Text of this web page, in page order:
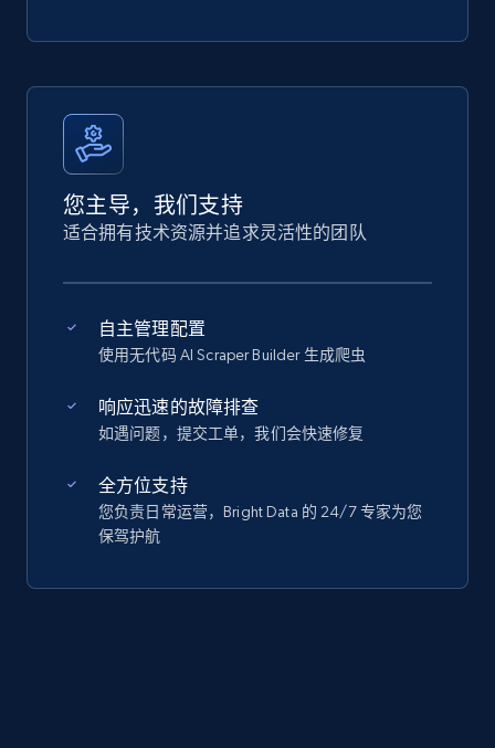
您主导，我们支持
适合拥有技术资源并追求灵活性的团队
自主管理配置
使用无代码 AI Scraper Builder 生成爬虫
响应迅速的故障排查
如遇问题，提交工单，我们会快速修复
全方位支持
您负责日常运营，Bright Data 的 24/7 专家为您
保驾护航